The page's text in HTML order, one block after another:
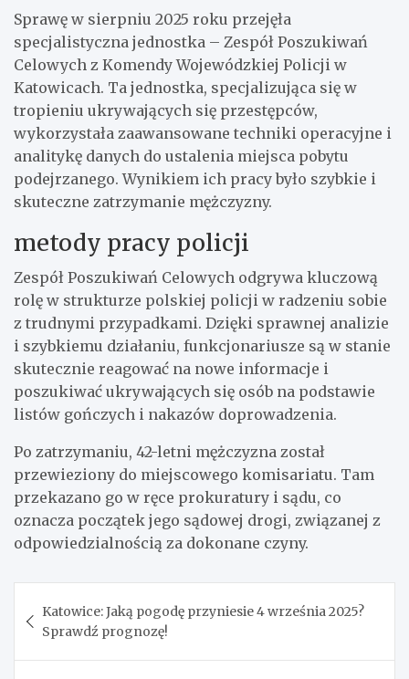
Sprawę w sierpniu 2025 roku przejęła
specjalistyczna jednostka – Zespół Poszukiwań
Celowych z Komendy Wojewódzkiej Policji w
Katowicach. Ta jednostka, specjalizująca się w
tropieniu ukrywających się przestępców,
wykorzystała zaawansowane techniki operacyjne i
analitykę danych do ustalenia miejsca pobytu
podejrzanego. Wynikiem ich pracy było szybkie i
skuteczne zatrzymanie mężczyzny.
metody pracy policji
Zespół Poszukiwań Celowych odgrywa kluczową
rolę w strukturze polskiej policji w radzeniu sobie
z trudnymi przypadkami. Dzięki sprawnej analizie
i szybkiemu działaniu, funkcjonariusze są w stanie
skutecznie reagować na nowe informacje i
poszukiwać ukrywających się osób na podstawie
listów gończych i nakazów doprowadzenia.
Po zatrzymaniu, 42-letni mężczyzna został
przewieziony do miejscowego komisariatu. Tam
przekazano go w ręce prokuratury i sądu, co
oznacza początek jego sądowej drogi, związanej z
odpowiedzialnością za dokonane czyny.
wpisu
Katowice: Jaką pogodę przyniesie 4 września 2025?
Sprawdź prognozę!